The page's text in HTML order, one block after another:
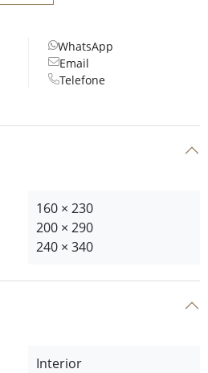
WhatsApp
Email
Telefone
160 × 230
200 × 290
240 × 340
Interior